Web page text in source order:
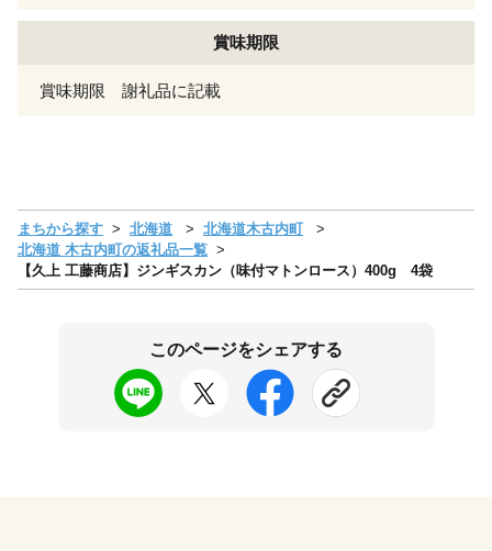
賞味期限
賞味期限 謝礼品に記載
まちから探す 北海道
北海道木古内町
北海道 木古内町の返礼品一覧
【久上 工藤商店】ジンギスカン（味付マトンロース）400g 4袋
このページをシェアする